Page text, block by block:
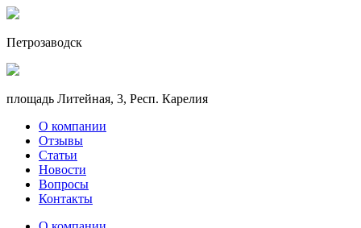
Петрозаводск
площадь Литейная, 3, Респ. Карелия
О компании
Отзывы
Статьи
Новости
Вопросы
Контакты